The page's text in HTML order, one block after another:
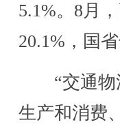
5.1%。8月
20.1%，国
“交通物流
生产和消费